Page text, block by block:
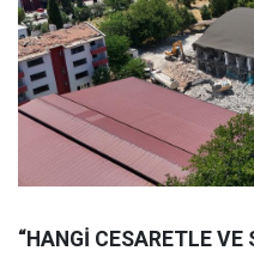
“HANGİ CESARETLE VE